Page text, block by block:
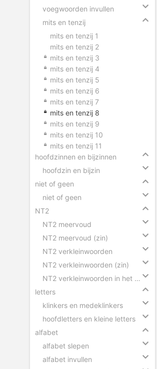
voegwoorden invullen
mits en tenzij
mits en tenzij 1
mits en tenzij 2
mits en tenzij 3
mits en tenzij 4
mits en tenzij 5
mits en tenzij 6
mits en tenzij 7
mits en tenzij 8
mits en tenzij 9
mits en tenzij 10
mits en tenzij 11
hoofdzinnen en bijzinnen
hoofdzin en bijzin
niet of geen
niet of geen
NT2
NT2 meervoud
NT2 meervoud (zin)
NT2 verkleinwoorden
NT2 verkleinwoorden (zin)
NT2 verkleinwoorden in het meervoud
letters
klinkers en medeklinkers
hoofdletters en kleine letters
alfabet
alfabet slepen
alfabet invullen